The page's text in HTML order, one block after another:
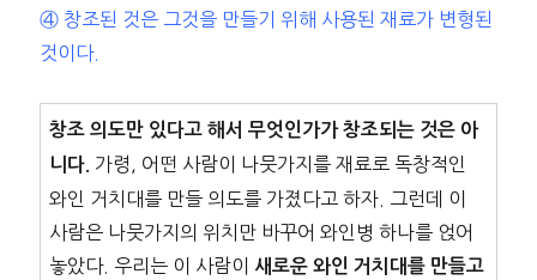
④ 창조된 것은 그것을 만들기 위해 사용된 재료가 변형된
것이다.
창조 의도만 있다고 해서 무엇인가가 창조되는 것은 아
니다. 가령, 어떤 사람이 나뭇가지를 재료로 독창적인
와인 거치대를 만들 의도를 가졌다고 하자. 그런데 이
사람은 나뭇가지의 위치만 바꾸어 와인병 하나를 얹어
놓았다. 우리는 이 사람이
새로운 와인 거치대를 만들고